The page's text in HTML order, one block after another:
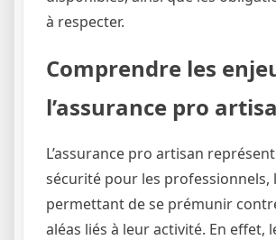
à respecter.
Comprendre les
l’assurance pro
L’assurance pro artisan
sécurité pour les professionnels,
permettant de se prémunir
aléas liés à leur activité. En effet,